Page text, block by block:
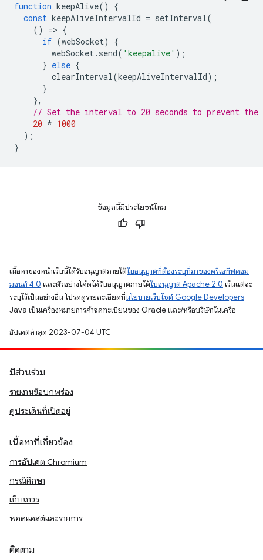
function keepAlive()
{
const keepAliveIntervalId = setInterval(
()
=> {
if (webSocket)
{
webSocket. send( 'keepalive' );
} else {
clearInterval(keepAliveIntervalId);
}
},
// Set the interval to 20 seconds to prevent the
20 * 1000
);
}
ข้อมูลนี้มีประโยชน์ไหม
เนื้อหาของหน้าเว็บนี้ได้รับอนุญาตภายใต้ใบอนุญาตที่ต้องระบุที่มาของครีเอทีฟคอม
มอนส์ 4.0 และตัวอย่างโค้ดได้รับอนุญาตภายใต้ใบอนุญาต Apache 2.0 เว้นแต่จะ
ระบุไว้เป็นอย่างอื่น โปรดดูรายละเอียดที่นโยบายเว็บไซต์ Google Developers
Java เป็นเครื่องหมายการค้าจดทะเบียนของ Oracle และ/หรือบริษัทในเครือ
อัปเดตล่าสุด 2023-07-04 UTC
มีส่วนร่วม
รายงานข้อบกพร่อง
ดูประเด็นที่เปิดอยู่
เนื้อหาที่เกี่ยวข้อง
การอัปเดต Chromium
กรณีศึกษา
เก็บถาวร
พอดแคสต์และรายการ
ติดตาม